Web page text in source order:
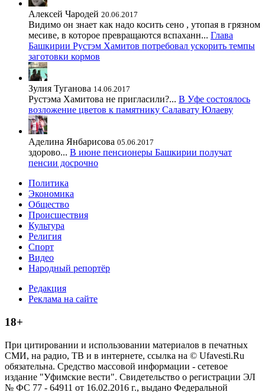
Алексей Чародей 20.06.2017
Видимо он знает как надо косить сено , утопая в грязном
месиве, в которое превращаются вспаханн... Глава
Башкирии Рустэм Хамитов потребовал ускорить темпы
заготовки кормов
Зулия Туганова 14.06.2017
Рустэма Хамитова не пригласили?... В Уфе состоялось
возложение цветов к памятнику Салавату Юлаеву
Аделина Янбарисова 05.06.2017
здорово... В июне пенсионеры Башкирии получат
пенсии досрочно
Политика
Экономика
Общество
Происшествия
Культура
Религия
Спорт
Видео
Народный репортёр
Редакция
Реклама на сайте
18+
При цитировании и использовании материалов в печатных
СМИ, на радио, ТВ и в интернете, ссылка на © Ufavesti.Ru
обязательна. Средство массовой информации - сетевое
издание "Уфимские вести". Свидетельство о регистрации ЭЛ
№ ФС 77 - 64911 от 16.02.2016 г., выдано Федеральной